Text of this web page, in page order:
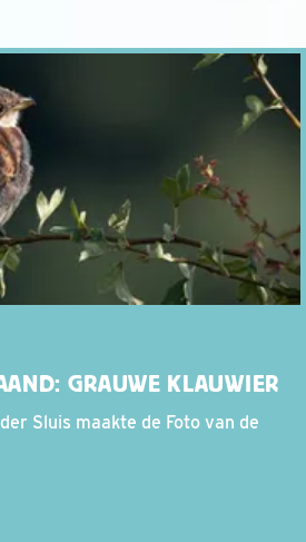
GRAUWE KLAUWIER
Sluis maakte de Foto van de